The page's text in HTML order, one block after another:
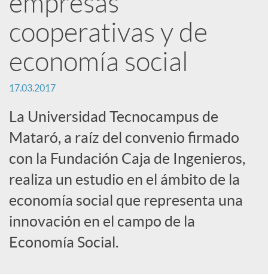
e
s
S
o
c
i
a
cooperativas y de
economía social
17.03.2017
La Universidad Tecnocampus de
Mataró, a raíz del convenio firmado
con la Fundación Caja de Ingenieros,
realiza un estudio en el ámbito de la
economía social que representa una
innovación en el campo de la
Economía Social.